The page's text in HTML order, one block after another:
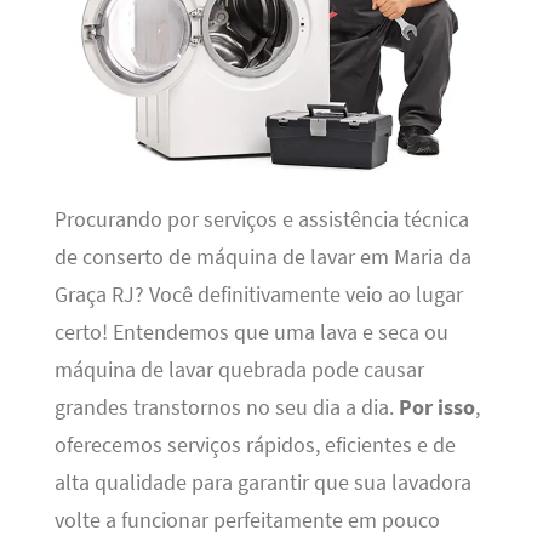
Procurando por serviços e assistência técnica
de conserto de máquina de lavar em Maria da
Graça RJ? Você definitivamente veio ao lugar
certo! Entendemos que uma lava e seca ou
máquina de lavar quebrada pode causar
grandes transtornos no seu dia a dia. Por isso,
oferecemos serviços rápidos, eficientes e de
alta qualidade para garantir que sua lavadora
volte a funcionar perfeitamente em pouco